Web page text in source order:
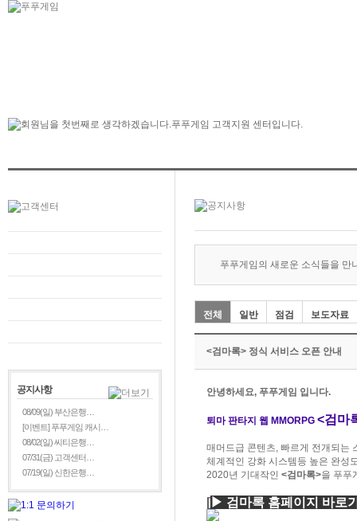
공지사항
08/09(일) 부산은행…
[이벤트] 푸푸게임 캐시…
08/02(일) 씨티은행…
07/31(금) 고객센터…
07/19(일) 신한은행…
푸푸게임의 새로운 소식들을 만
전체 일반 점검 보도자료
<검마록> 정식 서비스 오픈 안내
안녕하세요, 푸푸게임 입니다.
퇴마 판타지 웹 MMORPG <검마
매머드급 콘텐츠, 빠르게 전개되는
체계적인 강화 시스템등 높은 완성
2020년 기대작인 <검마록>을 푸푸
[ ▶ 검마록 홈페이지 바로